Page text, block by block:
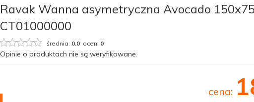
Ravak Wanna asymetryczna Avocado
CT01000000
średnia: 0.0 ocen: 0
Opinie o produktach nie są weryfikowane.
cena: